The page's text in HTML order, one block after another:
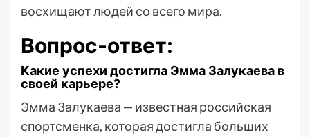
восхищают людей со всего мира.
Вопрос-ответ:
Какие успехи достигла Эмма Залукаева в
своей карьере?
Эмма Залукаева — известная российская
спортсменка, которая достигла больших